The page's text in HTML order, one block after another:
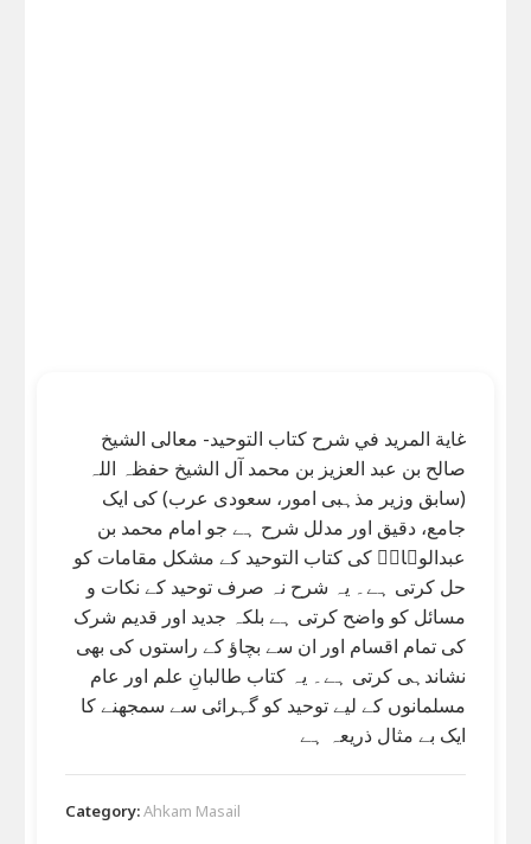
غاية المريد في شرح کتاب التوحيد- معالی الشیخ
صالح بن عبد العزیز بن محمد آل الشیخ حفظہ اللہ
(سابق وزیر مذہبی امور، سعودی عرب) کی ایک
جامع، دقیق اور مدلل شرح ہے جو امام محمد بن
عبدالوہابؒ کی کتاب التوحید کے مشکل مقامات کو
حل کرتی ہے۔ یہ شرح نہ صرف توحید کے نکات و
مسائل کو واضح کرتی ہے بلکہ جدید اور قدیم شرک
کی تمام اقسام اور ان سے بچاؤ کے راستوں کی بھی
نشاندہی کرتی ہے۔ یہ کتاب طالبانِ علم اور عام
مسلمانوں کے لیے توحید کو گہرائی سے سمجھنے کا
ایک بے مثال ذریعہ ہے
Category:Ahkam Masail